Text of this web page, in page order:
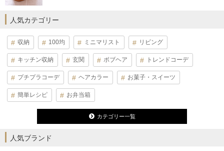
人気カテゴリー
収納 100均 ミニマリスト リビング
キッチン収納 玄関 ボブヘア トレンドコーデ
プチプラコーデ ヘアカラー お菓子・スイーツ
簡単レシピ お弁当箱
カテゴリー一覧
人気ブランド